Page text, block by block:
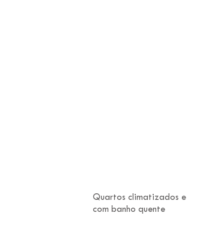
Quartos climatizados e
com banho quente